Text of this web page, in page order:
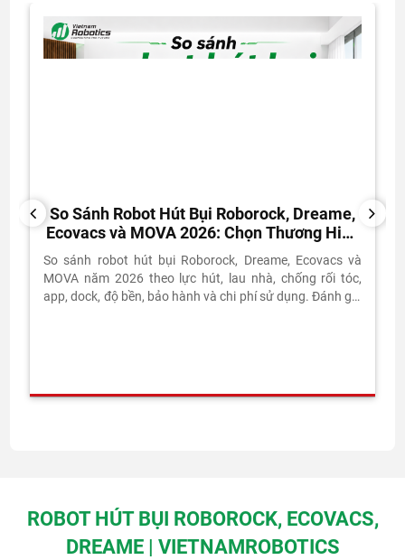
PREVIOUS
So Sánh Robot Hút Bụi Roborock, Dreame,
Ecovacs và MOVA 2026: Chọn Thương Hiệu
Nào?
So sánh robot hút bụi Roborock, Dreame, Ecovacs và
MOVA năm 2026 theo lực hút, lau nhà, chống rối tóc,
app, dock, độ bền, bảo hành và chi phí sử dụng. Đánh giá
NEXT
ROBOT HÚT BỤI ROBOROCK, ECOVACS,
DREAME | VIETNAMROBOTICS